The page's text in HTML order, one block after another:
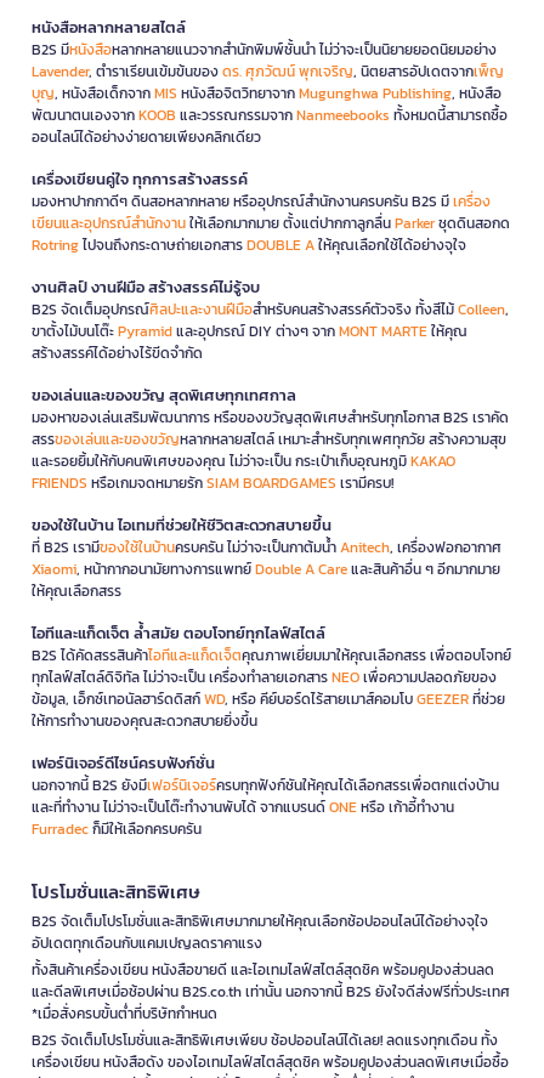
หนังสือหลากหลายสไตล์
B2S มีหนังสือหลากหลายแนวจากสำนักพิมพ์ชั้นนำ ไม่ว่าจะเป็นนิยายยอดนิยมอย่าง
Lavender, ตำราเรียนเข้มข้นของดร. ศุภวัฒน์ พุกเจริญ, นิตยสารอัปเดตจากเพ็ญ
บุญ, หนังสือเด็กจากMIS หนังสือจิตวิทยาจากMugunghwa Publishing, หนังสือ
พัฒนาตนเองจากKOOB และวรรณกรรมจากNanmeebooks ทั้งหมดนี้สามารถซื้อ
ออนไลน์ได้อย่างง่ายดายเพียงคลิกเดียว
เครื่องเขียนคู่ใจ ทุกการสร้างสรรค์
มองหาปากกาดีๆ ดินสอหลากหลาย หรืออุปกรณ์สำนักงานครบครัน B2S มีเครื่อง
เขียนและอุปกรณ์สำนักงานให้เลือกมากมาย ตั้งแต่ปากกาลูกลื่นParkerชุดดินสอกด
Rotringไปจนถึงกระดาษถ่ายเอกสารDOUBLE Aให้คุณเลือกใช้ได้อย่างจุใจ
งานศิลป์ งานฝีมือ สร้างสรรค์ไม่รู้จบ
B2S จัดเต็มอุปกรณ์ศิลปะและงานฝีมือสำหรับคนสร้างสรรค์ตัวจริง ทั้งสีไม้Colleen,
ขาตั้งไม้บนโต๊ะPyramidและอุปกรณ์ DIY ต่างๆ จากMONT MARTEให้คุณ
สร้างสรรค์ได้อย่างไร้ขีดจำกัด
ของเล่นและของขวัญ สุดพิเศษทุกเทศกาล
มองหาของเล่นเสริมพัฒนาการ หรือของขวัญสุดพิเศษสำหรับทุกโอกาส B2S เราคัด
สรรของเล่นและของขวัญหลากหลายสไตล์ เหมาะสำหรับทุกเพศทุกวัย สร้างความสุข
และรอยยิ้มให้กับคนพิเศษของคุณ ไม่ว่าจะเป็น กระเป๋าเก็บอุณหภูมิKAKAO
FRIENDS หรือเกมจดหมายรักSIAM BOARDGAMES เรามีครบ!
ของใช้ในบ้าน ไอเทมที่ช่วยให้ชีวิตสะดวกสบายขึ้น
ที่ B2S เรามีของใช้ในบ้านครบครัน ไม่ว่าจะเป็นกาต้มน้ำAnitech, เครื่องฟอกอากาศ
Xiaomi, หน้ากากอนามัยทางการแพทย์Double A Careและสินค้าอื่น ๆ อีกมากมาย
ให้คุณเลือกสรร
ไอทีและแก็ดเจ็ต ล้ำสมัย ตอบโจทย์ทุกไลฟ์สไตล์
B2S ได้คัดสรรสินค้าไอทีและแก็ดเจ็ตคุณภาพเยี่ยมมาให้คุณเลือกสรร เพื่อตอบโจทย์
ทุกไลฟ์สไตล์ดิจิทัล ไม่ว่าจะเป็น เครื่องทำลายเอกสารNEOเพื่อความปลอดภัยของ
ข้อมูล, เอ็กซ์เทอนัลฮาร์ดดิสก์WD, หรือ คีย์บอร์ดไร้สายเมาส์คอมโบGEEZERที่ช่วย
ให้การทำงานของคุณสะดวกสบายยิ่งขึ้น
เฟอร์นิเจอร์ดีไซน์ครบฟังก์ชั่น
นอกจากนี้ B2S ยังมีเฟอร์นิเจอร์ครบทุกฟังก์ชันให้คุณได้เลือกสรรเพื่อตกแต่งบ้าน
และที่ทำงาน ไม่ว่าจะเป็นโต๊ะทำงานพับได้ จากแบรนด์ONEหรือ เก้าอี้ทำงาน
Furradecก็มีให้เลือกครบครัน
โปรโมชั่นและสิทธิพิเศษ
B2S จัดเต็มโปรโมชั่นและสิทธิพิเศษมากมายให้คุณเลือกช้อปออนไลน์ได้อย่างจุใจ
อัปเดตทุกเดือนกับแคมเปญลดราคาแรง
ทั้งสินค้าเครื่องเขียน หนังสือขายดี และไอเทมไลฟ์สไตล์สุดชิค พร้อมคูปองส่วนลด
และดีลพิเศษเมื่อช้อปผ่าน B2S.co.th เท่านั้น นอกจากนี้ B2S ยังใจดีส่งฟรีทั่วประเทศ
*เมื่อสั่งครบขั้นต่ำที่บริษัทกำหนด
B2S จัดเต็มโปรโมชั่นและสิทธิพิเศษเพียบ ช้อปออนไลน์ได้เลย! ลดแรงทุกเดือน ทั้ง
เครื่องเขียน หนังสือดัง ของไอเทมไลฟ์สไตล์สุดชิค พร้อมคูปองส่วนลดพิเศษเมื่อซื้อ